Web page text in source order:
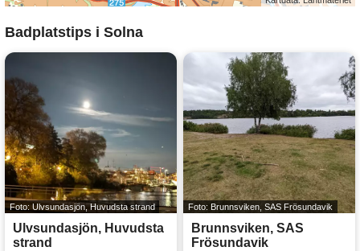
Badplatstips i Solna
Foto: Ulvsundasjön, Huvudsta strand
Ulvsundasjön, Huvudsta
strand
Foto: Brunnsviken, SAS Frösundavik
Brunnsviken, SAS
Frösundavik